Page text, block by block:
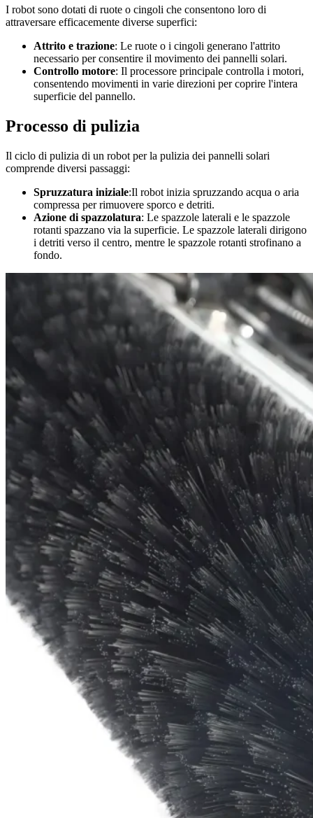
I robot sono dotati di ruote o cingoli che consentono loro di
attraversare efficacemente diverse superfici:
Attrito e trazione: Le ruote o i cingoli generano l'attrito
necessario per consentire il movimento dei pannelli solari.
Controllo motore: Il processore principale controlla i motori,
consentendo movimenti in varie direzioni per coprire l'intera
superficie del pannello.
Processo di pulizia
Il ciclo di pulizia di un robot per la pulizia dei pannelli solari
comprende diversi passaggi:
Spruzzatura iniziale:Il robot inizia spruzzando acqua o aria
compressa per rimuovere sporco e detriti.
Azione di spazzolatura: Le spazzole laterali e le spazzole
rotanti spazzano via la superficie. Le spazzole laterali dirigono
i detriti verso il centro, mentre le spazzole rotanti strofinano a
fondo.